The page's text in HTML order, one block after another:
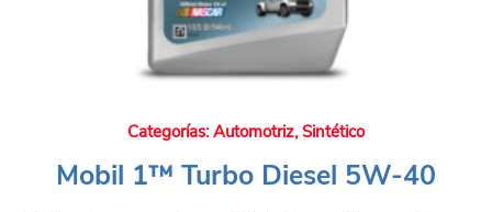
Categorías:Automotriz, Sintético
Mobil 1™ Turbo Diesel 5W-40